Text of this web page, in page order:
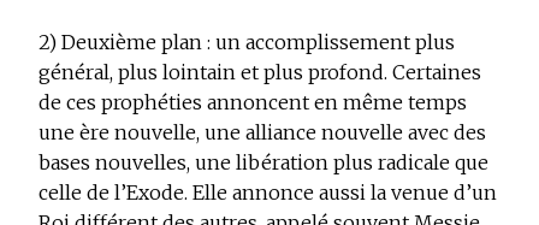
2) Deuxième plan : un accomplissement plus
général, plus lointain et plus profond. Certaines
de ces prophéties annoncent en même temps
une ère nouvelle, une alliance nouvelle avec des
bases nouvelles, une libération plus radicale que
celle de l’Exode. Elle annonce aussi la venue d’un